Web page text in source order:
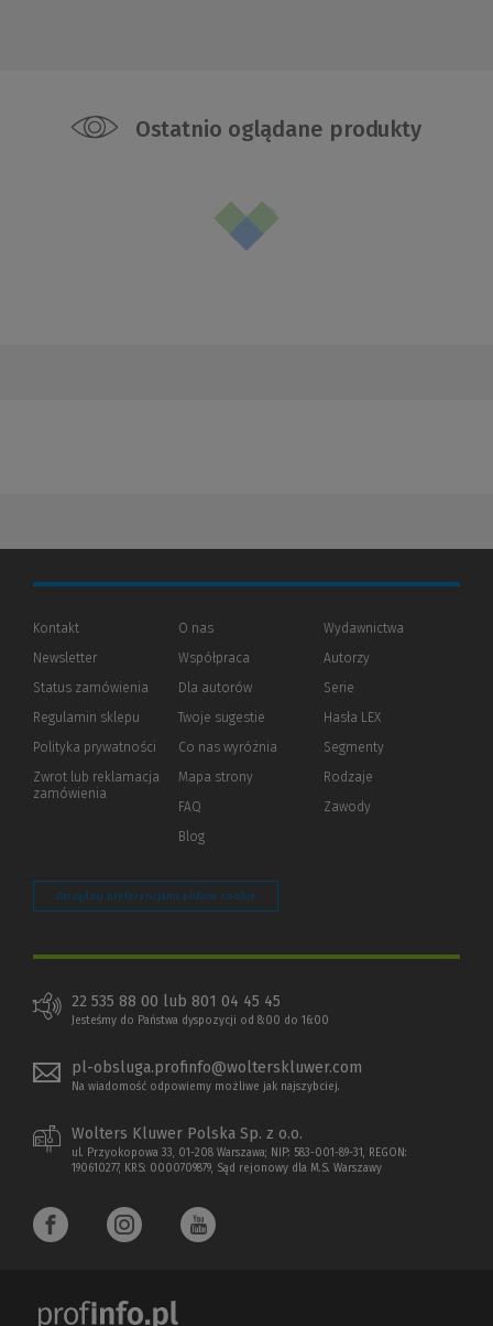
Ostatnio oglądane produkty
Kontakt
Newsletter
Status zamówienia
Regulamin sklepu
Polityka prywatności (Nowe
(Link
innej
Zwrot lub reklamacja
zamówienia
O nas
Współpraca
Dla autorów(Nowe
(Link
innej
strony)
Twoje sugestie
Co nas wyróżnia
Mapa strony
FAQ
Blog
Wydawnictwa
Autorzy
Serie
Hasła LEX
Segmenty
Rodzaje
Zawody
Zarządzaj preferencjami plików cookie
22 535 88 00 lub 801 04 45 45
Jesteśmy do Państwa dyspozycji od 8:00 do 16:00
pl-obsluga.profinfo@wolterskluwer.com
Na wiadomość odpowiemy możliwe jak najszybciej.
Wolters Kluwer Polska Sp. z o.o.
ul. Przyokopowa 33, 01-208 Warszawa; NIP: 583-001-89-31, REGON:
190610277, KRS: 0000709879, Sąd rejonowy dla M.S. Warszawy